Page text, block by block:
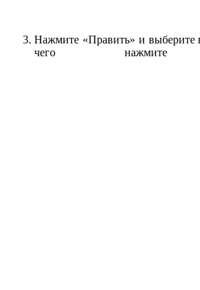
Нажмите «Править» и выберите
чего нажмите